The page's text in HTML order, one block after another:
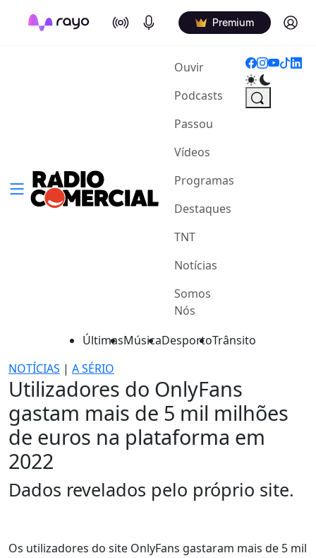
On Air Podcasts Premium Log in
Ouvir(current)
Podcasts
Passou
Vídeos
Programas
Destaques
TNT
Notícias
Somos
Nós
ÚltimasMúsicaDesportoTrânsito
NOTÍCIAS | A SÉRIO
Utilizadores do OnlyFans
gastam mais de 5 mil milhões
de euros na plataforma em
2022
Dados revelados pelo próprio site.
Os utilizadores do site OnlyFans gastaram mais de 5 mil